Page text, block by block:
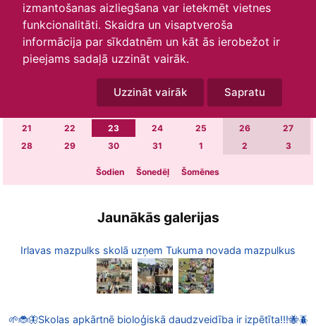
izmantošanas aizliegšana var ietekmēt vietnes
funkcionalitāti. Skaidra un visaptveroša
informācija par sīkdatnēm un kāt ās ierobežot ir
pieejams sadaļā uzzināt vairāk.
Uzzināt vairāk Sapratu
O T S
9 10 12
16 17 18 19
21
22 23 24 25 26
27
28
29 30 31 1 2 3
Šodien Šonedēļ Šomēnes
Jaunākās galerijas
Irlavas mazpulks skolā uzņem Tukuma novada mazpulkus
🌱🐞🦋Skolas apkārtnē bioloģiskā daudzveidība ir izpētīta!!!🐝🪲